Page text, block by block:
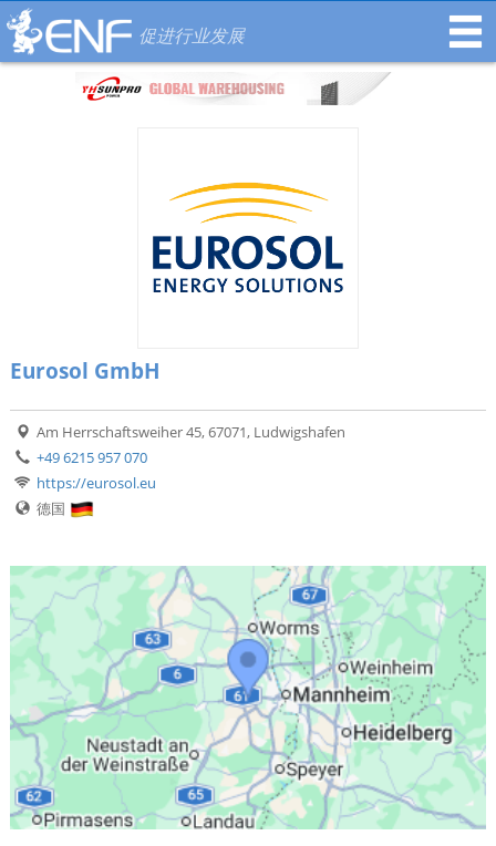
促进行业发展
Eurosol GmbH
Am Herrschaftsweiher 45, 67071, Ludwigshafen
+49 6215 957 070
https://eurosol.eu
德国